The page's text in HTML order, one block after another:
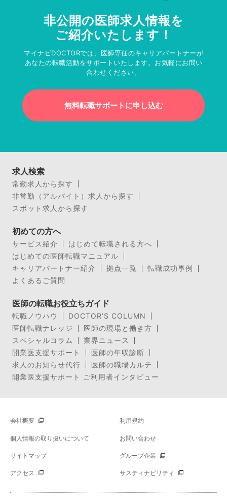
非公開の医師求人情報を
ご紹介いたします！
マイナビDOCTORでは、医師専任のキャリアパートナーが
あなたの転職活動をサポートいたします。お気軽にお問い
合わせください。
無料転職サポートに申し込む
求人検索
常勤求人から探す
非常勤（アルバイト）求人から探す
スポット求人から探す
初めての方へ
サービス紹介
はじめて転職される方へ
はじめての医師転職マニュアル
キャリアパートナー紹介
拠点一覧
転職成功事例
よくあるご質問
医師の転職お役立ちガイド
転職ノウハウ
DOCTOR’S COLUMN
医師転職ナレッジ
医師の現場と働き方
スペシャルコラム
業界ニュース
開業医支援サポート
医師の年収診断
求人のお知らせ代行
医師の職場カルテ
開業医支援サポート ご利用者インタビュー
会社概要 利用規約
個人情報の取り扱いについて お問い合わせ
サイトマップ グループ企業
アクセス サスティナビリティ